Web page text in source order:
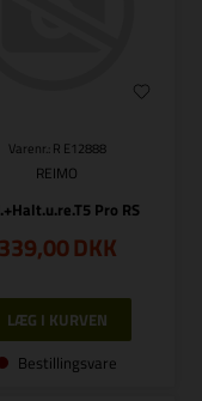
Varenr.: R E12888
REIMO
Pro RS
339,00DKK
Bestillingsvare